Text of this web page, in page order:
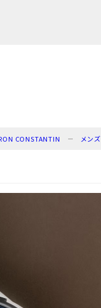
CONSTANTIN メンズ